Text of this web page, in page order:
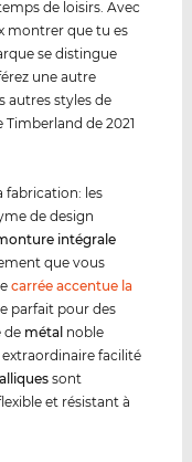
de loisirs. Avec
montrer que tu es
se distingue
une autre
autres styles de
Timberland de 2021
fabrication: les
de design
intégrale
que vous
carrée accentue la
parfait pour des
de métal noble
facilité
liques sont
et résistant à